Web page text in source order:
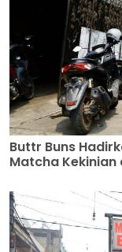
Buttr Buns
Matcha